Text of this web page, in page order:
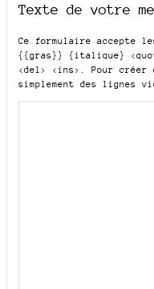
Texte de votre
Ce formulaire accepte
{{gras}} {italique}
<del> <ins>
. Pour créer
simplement des lignes